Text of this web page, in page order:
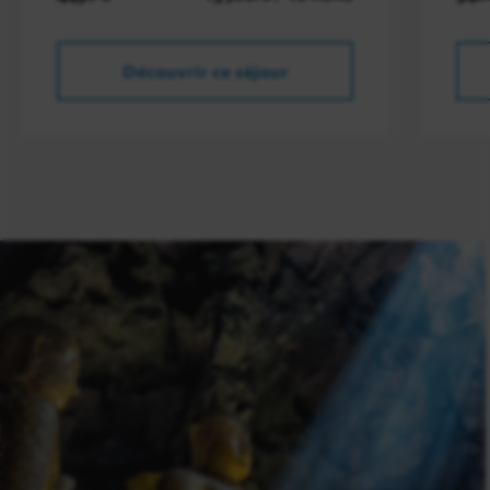
Découvrir ce séjour